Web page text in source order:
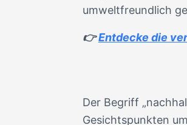
umweltfreundlich
👉Entdecke die
Der Begriff
Gesichtspunkten